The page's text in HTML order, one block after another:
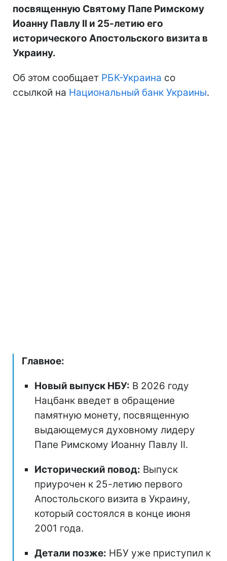
посвященную Святому Папе Римскому
Иоанну Павлу II и 25-летию его
исторического Апостольского визита в
Украину.
Об этом сообщает РБК-Украина со
ссылкой на Национальный банк Украины.
Главное:
Новый выпуск НБУ: В 2026 году
Нацбанк введет в обращение
памятную монету, посвященную
выдающемуся духовному лидеру
Папе Римскому Иоанну Павлу II.
Исторический повод: Выпуск
приурочен к 25-летию первого
Апостольского визита в Украину,
который состоялся в конце июня
2001 года.
Детали позже: НБУ уже приступил к